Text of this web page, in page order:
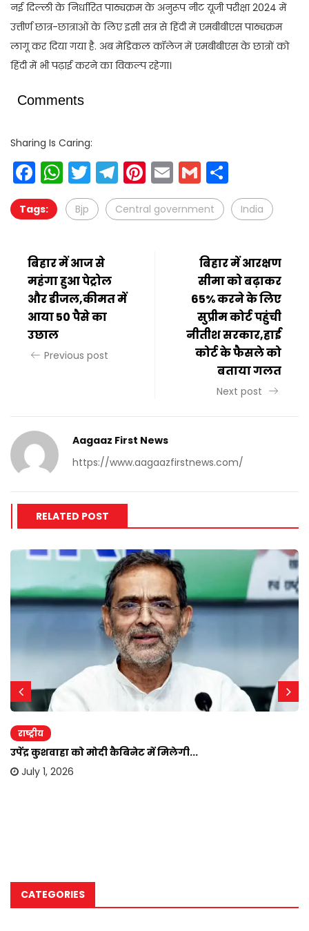
नई दिल्ली के निर्धारित पाठ्यक्रम के अनुरूप नीट यूजी परीक्षा 2024 में
उत्तीर्ण छात्र-छात्राओं के लिए इसी सत्र से हिंदी में एमबीबीएस पाठ्यक्रम
लागू कर दिया गया है. अब मेडिकल कॉलेज में एमबीबीएस के छात्रों को
हिंदी में भी पढ़ाई करने का विकल्प रहेगा।
Comments
Sharing Is Caring:
Facebook
WhatsApp
Twitter
Telegram
Pinterest
EmailGmail
Tags: Bjp Central government India
बिहार में आज से
महंगा हुआ पेट्रोल
और डीजल,कीमत में
आया 50 पैसे का
उछाल
Previous post
बिहार में आरक्षण
सीमा को बढ़ाकर
65% करने के लिए
सुप्रीम कोर्ट पहुंची
नीतीश सरकार,हाई
कोर्ट के फैसले को
बताया गलत
Next post
Aagaaz First News
https://www.aagaazfirstnews.com/
RELATED POST
राष्ट्रीय
उपेंद्र कुशवाहा को मोदी कैबिनेट में मिलेगी...
July 1, 2026
CATEGORIES